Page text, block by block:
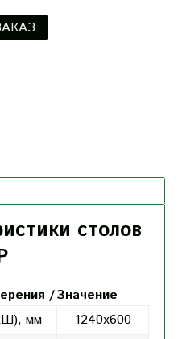
столов
/Значение
мм
1240х600